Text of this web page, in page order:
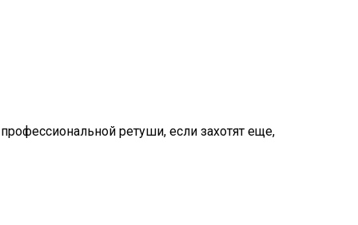
ретуши, если захотят еще,